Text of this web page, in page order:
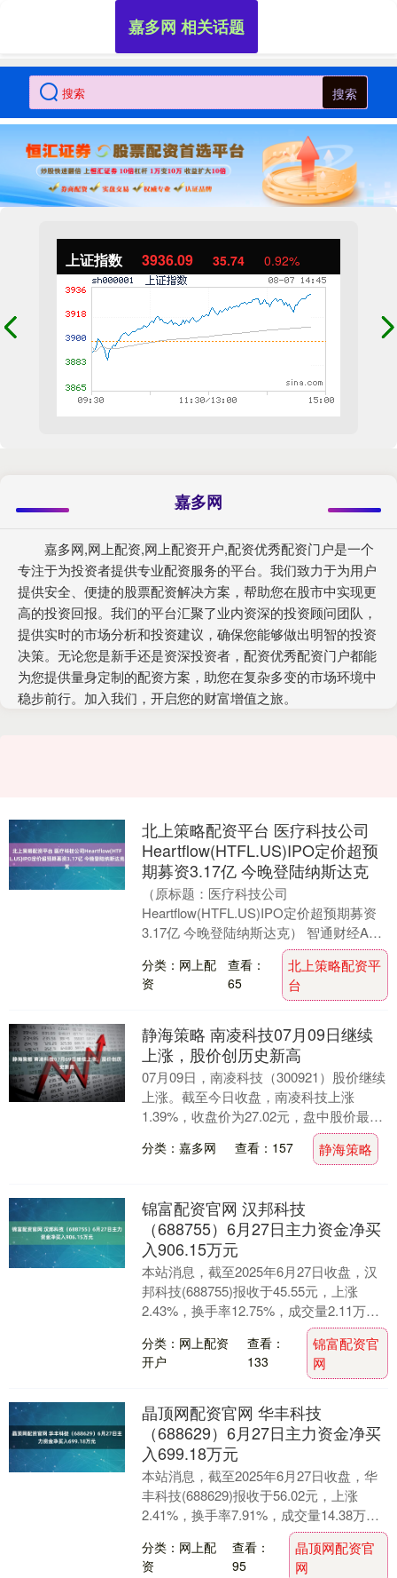
搜索
上证指数 3936.09 35.74 0.92%
嘉多网
嘉多网,网上配资,网上配资开户,配资优秀配资门户是一个
专注于为投资者提供专业配资服务的平台。我们致力于为用户
提供安全、便捷的股票配资解决方案，帮助您在股市中实现更
高的投资回报。我们的平台汇聚了业内资深的投资顾问团队，
提供实时的市场分析和投资建议，确保您能够做出明智的投资
决策。无论您是新手还是资深投资者，配资优秀配资门户都能
为您提供量身定制的配资方案，助您在复杂多变的市场环境中
稳步前行。加入我们，开启您的财富增值之旅。
嘉多网 相关话题
北上策略配资平台 医疗科技公司
Heartflow(HTFL.US)IPO定价超预
期募资3.17亿 今晚登陆纳斯达克
（原标题：医疗科技公司
Heartflow(HTFL.US)IPO定价超预期募资
3.17亿 今晚登陆纳斯达克） 智通财经APP
获悉，专注于心脏病诊疗的人工智能软
件....
分类：网上配
资
查看：
65
北上策略配资平
台
静海策略 南凌科技07月09日继续
上涨，股价创历史新高
07月09日，南凌科技（300921）股价继续
上涨。截至今日收盘，南凌科技上涨
1.39%，收盘价为27.02元，盘中股价最高
触及28.86元，股价创历史新高。 ....
分类：嘉多网 查看：157 静海策略
锦富配资官网 汉邦科技
（688755）6月27日主力资金净买
入906.15万元
本站消息，截至2025年6月27日收盘，汉
邦科技(688755)报收于45.55元，上涨
2.43%，换手率12.75%，成交量2.11万
分类：网上配资
开户
查看：
133
锦富配资官
网
晶顶网配资官网 华丰科技
（688629）6月27日主力资金净买
入699.18万元
本站消息，截至2025年6月27日收盘，华
丰科技(688629)报收于56.02元，上涨
2.41%，换手率7.91%，成交量14.38万
分类：网上配
资
查看：
95
晶顶网配资官
网